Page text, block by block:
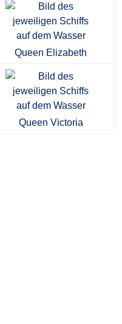
Queen Elizabeth
Queen Victoria